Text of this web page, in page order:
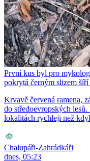
První kus byl pro
pokrytá černým slizem
Krvavě červená ramena,
do středoevropských
lokalitách rychleji než
Chalupáři-Zahrádkáři
dnes, 05:23